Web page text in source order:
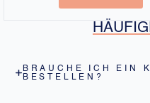
BRAUCHE ICH EIN
BESTELLEN?